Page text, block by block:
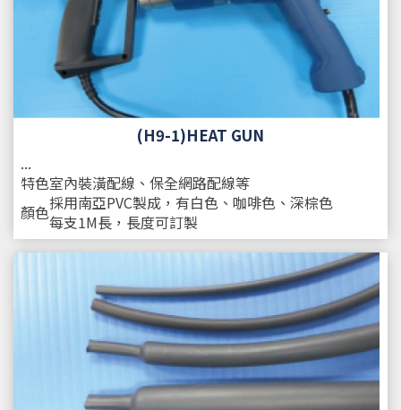
(H9-1)HEAT GUN
...
特色室內裝潢配線、保全網路配線等
顏色採用南亞PVC製成，有白色、咖啡色、深棕色
每支1M長，長度可訂製